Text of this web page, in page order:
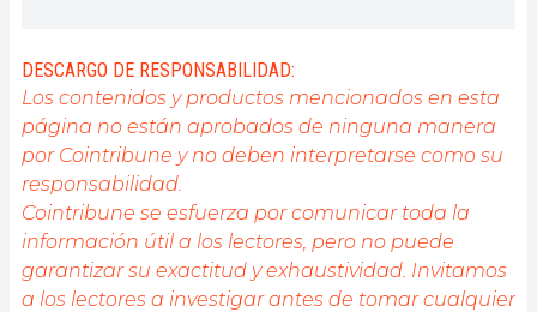
l'engagement de sensibiliser et d'informer le grand
public sur cet écosystème en constante évolution.
Mon objectif est de permettre à chacun de mieux
comprendre la blockchain et de saisir les
opportunités qu'elle offre. Je m'efforce chaque jour
de fournir une analyse objective de l'actualité, de
décrypter les tendances du marché, de relayer les
dernières innovations technologiques et de mettre
en perspective les enjeux économiques et
sociétaux de cette révolution en marche.
DESCARGO DE RESPONSABILIDAD:
Los contenidos y productos mencionados en esta
página no están aprobados de ninguna manera
por Cointribune y no deben interpretarse como su
responsabilidad.
Cointribune se esfuerza por comunicar toda la
información útil a los lectores, pero no puede
garantizar su exactitud y exhaustividad. Invitamos
a los lectores a investigar antes de tomar cualquier